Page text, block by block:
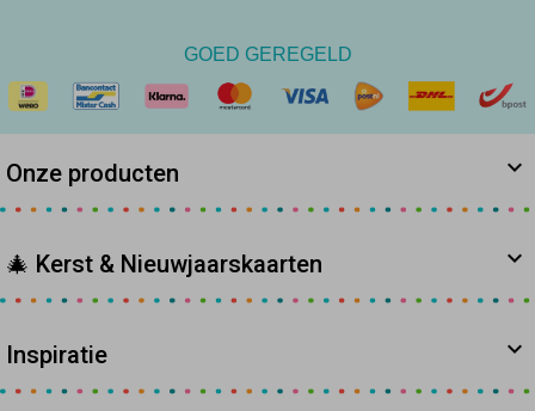
GOED GEREGELD
Onze producten
🎄 Kerst & Nieuwjaarskaarten
Inspiratie